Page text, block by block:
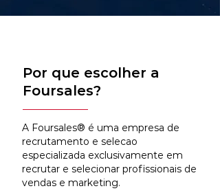
Por que escolher a
Foursales?
A Foursales® é uma empresa de
recrutamento e selecao
especializada exclusivamente em
recrutar e selecionar profissionais de
vendas e marketing.